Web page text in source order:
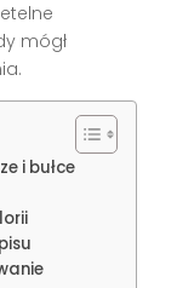
mógł
i bułce